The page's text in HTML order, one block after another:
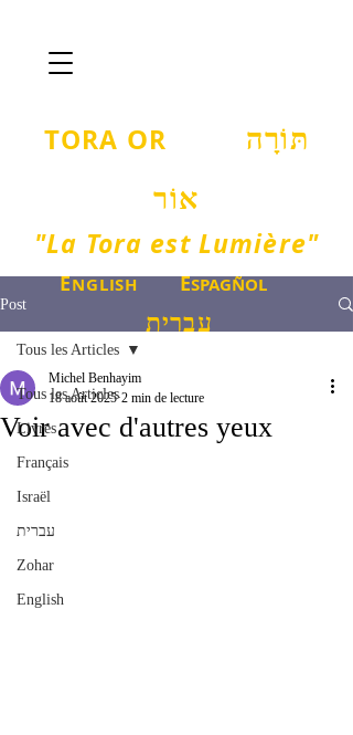
TORA OR תּוֹרָה
אוֹר
"La Tora est Lumière"
ENGLISH ESPAGÑOL
עברית
Post
Tous les Articles
Livres
Français
Israël
עברית
Zohar
English
Tous les Articles
Voir avec d'autres yeux
Michel Benhayim
18 août 2025 2 min de lecture